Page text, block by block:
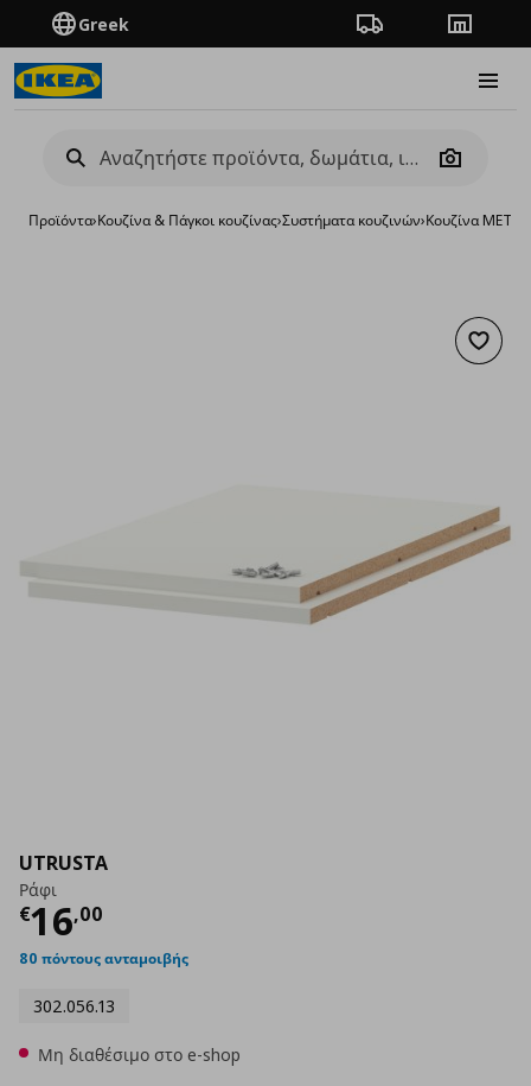
Greek Πορεία παραγγελίας
Camera
Προϊόντα›Κουζίνα & Πάγκοι κουζίνας›Συστήματα κουζινών›Κουζίνα
UTRUSTA
Ράφι
€16,00
Τρέχουσα τιμή
80 πόντους ανταμοιβής
302.056.13
Μη διαθέσιμο στο e-shop